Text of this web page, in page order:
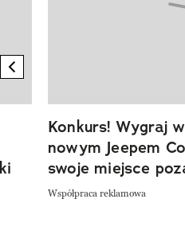
previous element
Konkurs! Wygraj
nowym Jeepem
swoje miejsce
Współpraca reklamowa